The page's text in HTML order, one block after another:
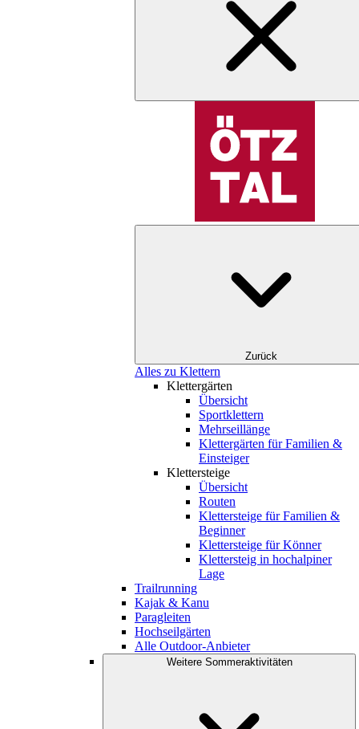
Zurück
Alles zu Klettern
Klettergärten
Übersicht
Sportklettern
Mehrseillänge
Klettergärten für Familien &
Einsteiger
Klettersteige
Übersicht
Routen
Klettersteige für Familien &
Beginner
Klettersteige für Könner
Klettersteig in hochalpiner
Lage
Trailrunning
Kajak & Kanu
Paragleiten
Hochseilgärten
Alle Outdoor-Anbieter
Weitere Sommeraktivitäten